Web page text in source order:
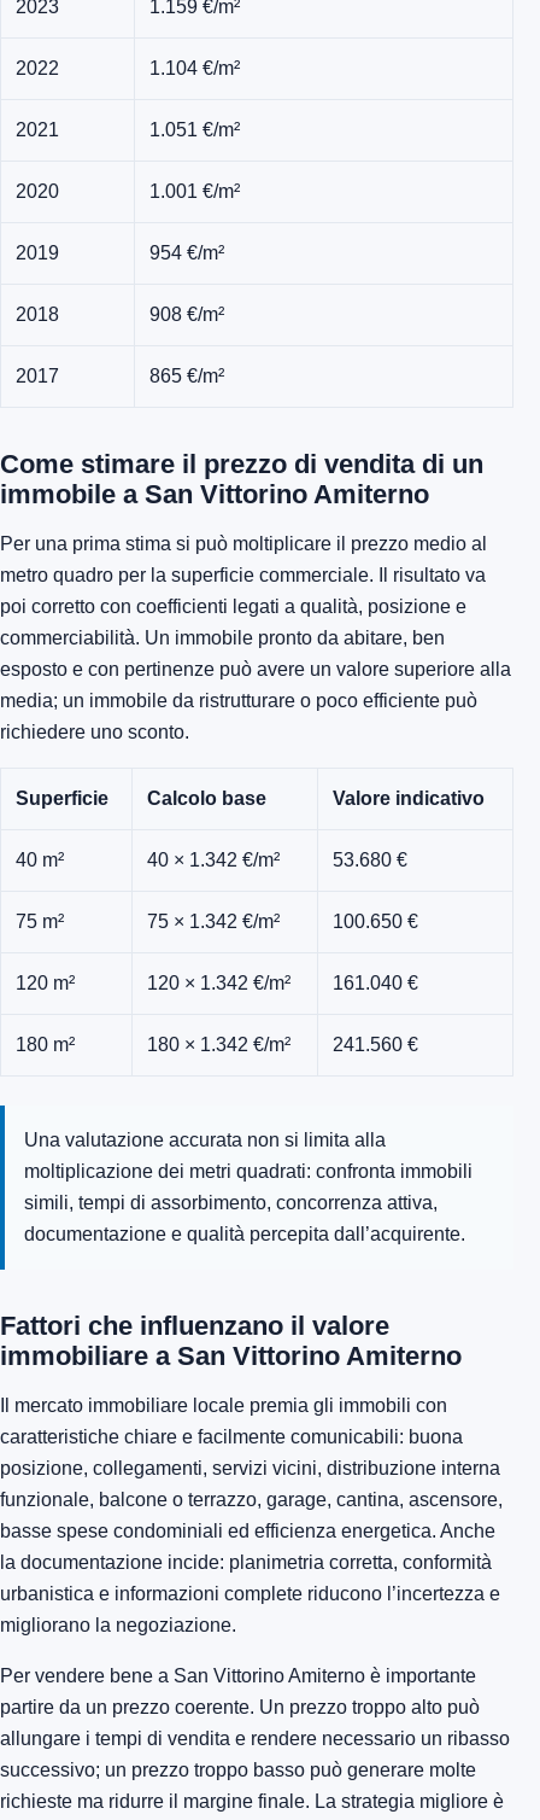
2023 1.159 €/m²
2022 1.104 €/m²
2021 1.051 €/m²
2020 1.001 €/m²
2019 954 €/m²
2018 908 €/m²
2017 865 €/m²
Come stimare il prezzo di vendita di un
immobile a San Vittorino Amiterno
Per una prima stima si può moltiplicare il prezzo medio al
metro quadro per la superficie commerciale. Il risultato va
poi corretto con coefficienti legati a qualità, posizione e
commerciabilità. Un immobile pronto da abitare, ben
esposto e con pertinenze può avere un valore superiore alla
media; un immobile da ristrutturare o poco efficiente può
richiedere uno sconto.
Superficie Calcolo base Valore indicativo
40 m² 40 × 1.342 €/m² 53.680 €
75 m² 75 × 1.342 €/m² 100.650 €
120 m² 120 × 1.342 €/m² 161.040 €
180 m² 180 × 1.342 €/m² 241.560 €
Una valutazione accurata non si limita alla
moltiplicazione dei metri quadrati: confronta immobili
simili, tempi di assorbimento, concorrenza attiva,
documentazione e qualità percepita dall’acquirente.
Fattori che influenzano il valore
immobiliare a San Vittorino Amiterno
Il mercato immobiliare locale premia gli immobili con
caratteristiche chiare e facilmente comunicabili: buona
posizione, collegamenti, servizi vicini, distribuzione interna
funzionale, balcone o terrazzo, garage, cantina, ascensore,
basse spese condominiali ed efficienza energetica. Anche
la documentazione incide: planimetria corretta, conformità
urbanistica e informazioni complete riducono l’incertezza e
migliorano la negoziazione.
Per vendere bene a San Vittorino Amiterno è importante
partire da un prezzo coerente. Un prezzo troppo alto può
allungare i tempi di vendita e rendere necessario un ribasso
successivo; un prezzo troppo basso può generare molte
richieste ma ridurre il margine finale. La strategia migliore è